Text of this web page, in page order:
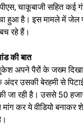
चाकूबाजी सहित कई
हुआ है। इस मामले में जेल
रहे हैं।
की बात
अपने पैरों के जख्म
उसकी बेरहमी से
जा रही है। उससे 50
कर ये वीडियो